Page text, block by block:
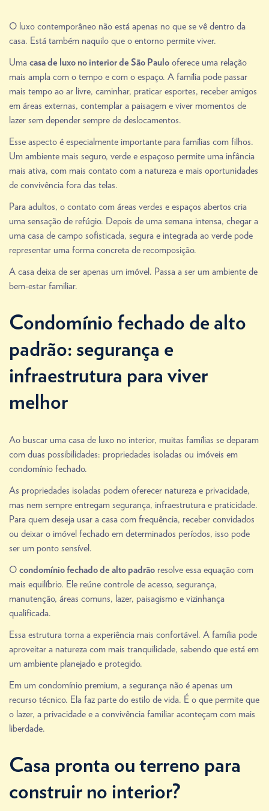
O luxo contemporâneo não está apenas no que se vê dentro da
casa. Está também naquilo que o entorno permite viver.
Uma casa de luxo no interior de São Paulo oferece uma relação
mais ampla com o tempo e com o espaço. A família pode passar
mais tempo ao ar livre, caminhar, praticar esportes, receber amigos
em áreas externas, contemplar a paisagem e viver momentos de
lazer sem depender sempre de deslocamentos.
Esse aspecto é especialmente importante para famílias com filhos.
Um ambiente mais seguro, verde e espaçoso permite uma infância
mais ativa, com mais contato com a natureza e mais oportunidades
de convivência fora das telas.
Para adultos, o contato com áreas verdes e espaços abertos cria
uma sensação de refúgio. Depois de uma semana intensa, chegar a
uma casa de campo sofisticada, segura e integrada ao verde pode
representar uma forma concreta de recomposição.
A casa deixa de ser apenas um imóvel. Passa a ser um ambiente de
bem-estar familiar.
Condomínio fechado de alto
padrão: segurança e
infraestrutura para viver
melhor
Ao buscar uma casa de luxo no interior, muitas famílias se deparam
com duas possibilidades: propriedades isoladas ou imóveis em
condomínio fechado.
As propriedades isoladas podem oferecer natureza e privacidade,
mas nem sempre entregam segurança, infraestrutura e praticidade.
Para quem deseja usar a casa com frequência, receber convidados
ou deixar o imóvel fechado em determinados períodos, isso pode
ser um ponto sensível.
O condomínio fechado de alto padrão resolve essa equação com
mais equilíbrio. Ele reúne controle de acesso, segurança,
manutenção, áreas comuns, lazer, paisagismo e vizinhança
qualificada.
Essa estrutura torna a experiência mais confortável. A família pode
aproveitar a natureza com mais tranquilidade, sabendo que está em
um ambiente planejado e protegido.
Em um condomínio premium, a segurança não é apenas um
recurso técnico. Ela faz parte do estilo de vida. É o que permite que
o lazer, a privacidade e a convivência familiar aconteçam com mais
liberdade.
Casa pronta ou terreno para
construir no interior?